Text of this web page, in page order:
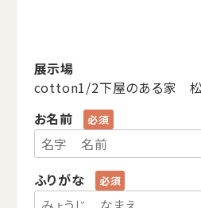
展示場
cotton1/2下屋のある家 松
お名前
ふりがな